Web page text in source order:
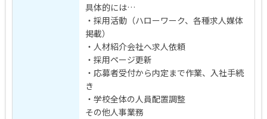
具体的には…
・採用活動（ハローワーク、各種求人媒体
掲載）
・人材紹介会社へ求人依頼
・採用ページ更新
・応募者受付から内定まで作業、入社手続
き
・学校全体の人員配置調整
その他人事業務